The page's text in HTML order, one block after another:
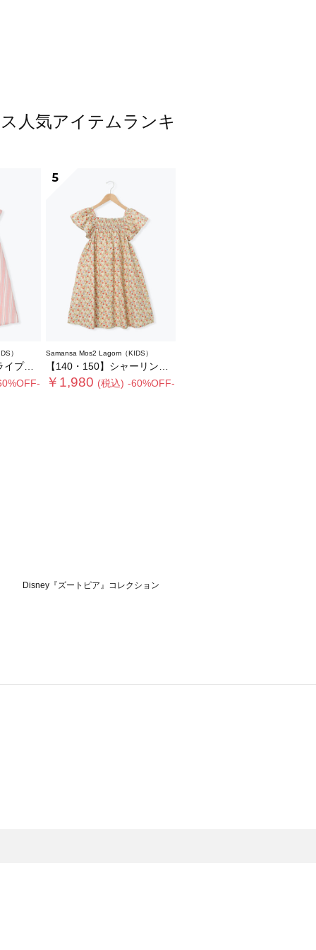
人気アイテムランキ
）
ンピース
5
Samansa Mos2 Lagom（KIDS）
【140・150】シャーリング花柄ワンピース
￥1,980 (税込) -60%OFF-